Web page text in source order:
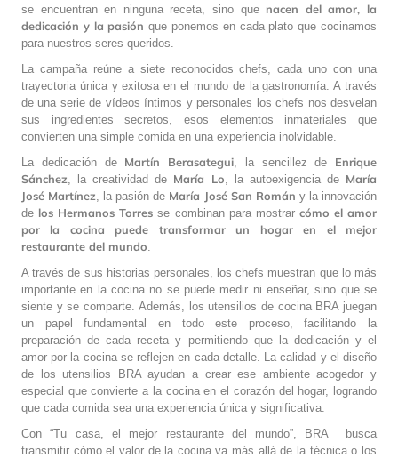
se encuentran en ninguna receta, sino que nacen del amor, la
dedicación y la pasión que ponemos en cada plato que cocinamos
para nuestros seres queridos.
La campaña reúne a siete reconocidos chefs, cada uno con una
trayectoria única y exitosa en el mundo de la gastronomía. A través
de una serie de vídeos íntimos y personales los chefs nos desvelan
sus ingredientes secretos, esos elementos inmateriales que
convierten una simple comida en una experiencia inolvidable.
La dedicación de Martín Berasategui , la sencillez de Enrique
Sánchez , la creatividad de María Lo , la autoexigencia de María
José Martínez , la pasión de María José San Román y la innovación
de los Hermanos Torres se combinan para mostrar cómo el amor
por la cocina puede transformar un hogar en el mejor
restaurante del mundo
A través de sus historias personales, los chefs muestran que lo más
importante en la cocina no se puede medir ni enseñar, sino que se
siente y se comparte. Además, los utensilios de cocina BRA juegan
un papel fundamental en todo este proceso, facilitando la
preparación de cada receta y permitiendo que la dedicación y el
amor por la cocina se reflejen en cada detalle. La calidad y el diseño
de los utensilios BRA ayudan a crear ese ambiente acogedor y
especial que convierte a la cocina en el corazón del hogar, logrando
que cada comida sea una experiencia única y significativa.
Con “Tu casa, el mejor restaurante del mundo”, BRA busca
transmitir cómo el valor de la cocina va más allá de la técnica o los